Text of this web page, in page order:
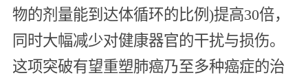
物的剂量能到达体循环的比例)提高30倍，
同时大幅减少对健康器官的干扰与损伤。
这项突破有望重塑肺癌乃至多种癌症的治